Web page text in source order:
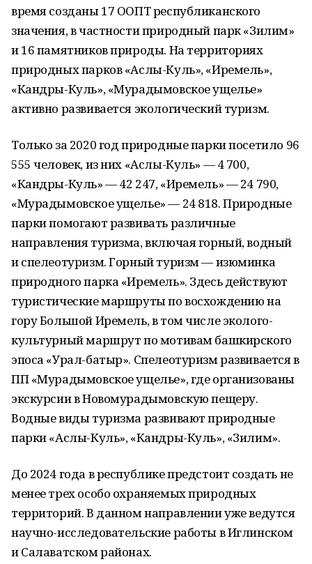
время созданы 17 ООПТ республиканского
значения, в частности природный парк «Зилим»
и 16 памятников природы. На территориях
природных парков «Аслы-Куль», «Иремель»,
«Кандры-Куль», «Мурадымовское ущелье»
активно развивается экологический туризм.
Только за 2020 год природные парки посетило 96
555 человек, из них «Аслы-Куль» — 4 700,
«Кандры-Куль» — 42 247, «Иремель» — 24 790,
«Мурадымовское ущелье» — 24 818. Природные
парки помогают развивать различные
направления туризма, включая горный, водный
и спелеотуризм. Горный туризм — изюминка
природного парка «Иремель». Здесь действуют
туристические маршруты по восхождению на
гору Большой Иремель, в том числе эколого-
культурный маршрут по мотивам башкирского
эпоса «Урал-батыр». Спелеотуризм развивается в
ПП «Мурадымовское ущелье», где организованы
экскурсии в Новомурадымовскую пещеру.
Водные виды туризма развивают природные
парки «Аслы-Куль», «Кандры-Куль», «Зилим».
До 2024 года в республике предстоит создать не
менее трех особо охраняемых природных
территорий. В данном направлении уже ведутся
научно-исследовательские работы в Иглинском
и Салаватском районах.